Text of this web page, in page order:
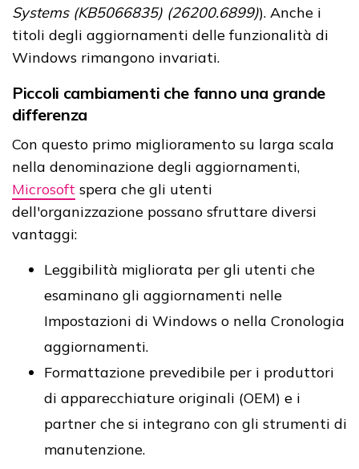
Systems (KB5066835) (26200.6899)). Anche i
titoli degli aggiornamenti delle funzionalità di
Windows rimangono invariati.
Piccoli cambiamenti che fanno una grande
differenza
Con questo primo miglioramento su larga scala
nella denominazione degli aggiornamenti,
Microsoft spera che gli utenti
dell'organizzazione possano sfruttare diversi
vantaggi:
Leggibilità migliorata per gli utenti che
esaminano gli aggiornamenti nelle
Impostazioni di Windows o nella Cronologia
aggiornamenti.
Formattazione prevedibile per i produttori
di apparecchiature originali (OEM) e i
partner che si integrano con gli strumenti di
manutenzione.